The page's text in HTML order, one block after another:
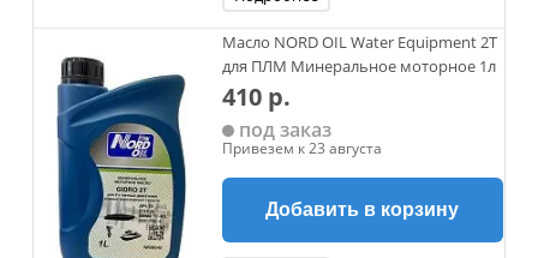
Масло NORD OIL Water Equipment 2Т
для ПЛМ Минеральное моторное 1л
410 р.
под заказ
Привезем к 23 августа
Добавить в корзину